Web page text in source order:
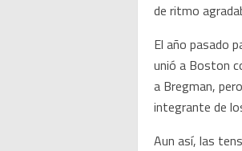
de ritmo
El año pasado
unió a Boston
a Bregman,
integrante de
Aun así, las